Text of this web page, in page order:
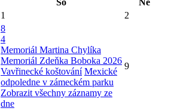
So
Ne
1 2
8
4
Memoriál Martina Chylíka
Memoriál Zdeňka Boboka 2026
Vavřinecké koštování Mexické
odpoledne v zámeckém parku
Zobrazit všechny záznamy ze
dne
9